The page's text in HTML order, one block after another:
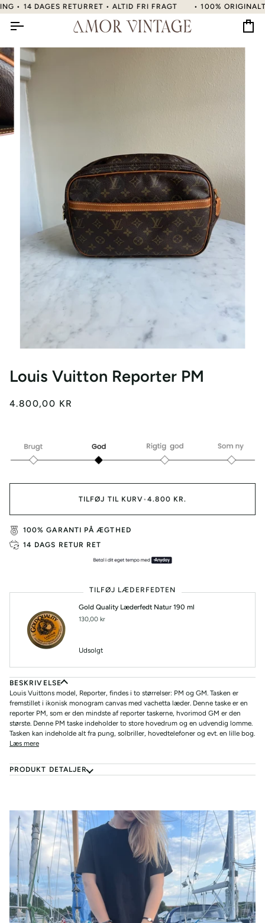
Gå
til
indhold
14 DAGES RETURRET • ALTID FRI FRAGT • 100% ORIGINALT •
Louis Vuitton Reporter PM
4.800,00 KR
TILFØJ TIL KURV•4.800 KR.
100% GARANTI PÅ ÆGTHED
14 DAGS RETUR RET
TILFØJ LÆDERFEDTEN
Gold Quality Læderfedt Natur 190 ml
130,00 kr
Udsolgt
BESKRIVELSE
Louis Vuittons model, Reporter, findes i to størrelser: PM og GM. Tasken er
fremstillet i ikonisk monogram canvas med vachetta læder. Denne taske er en
reporter PM, som er den mindste af reporter taskerne, hvorimod GM er den
største. Denne PM taske indeholder to store hovedrum og en udvendig lomme.
Tasken kan indeholde alt fra pung, solbriller, hovedtelefoner og evt. en lille bog.
Læs mere
PRODUKT DETALJER